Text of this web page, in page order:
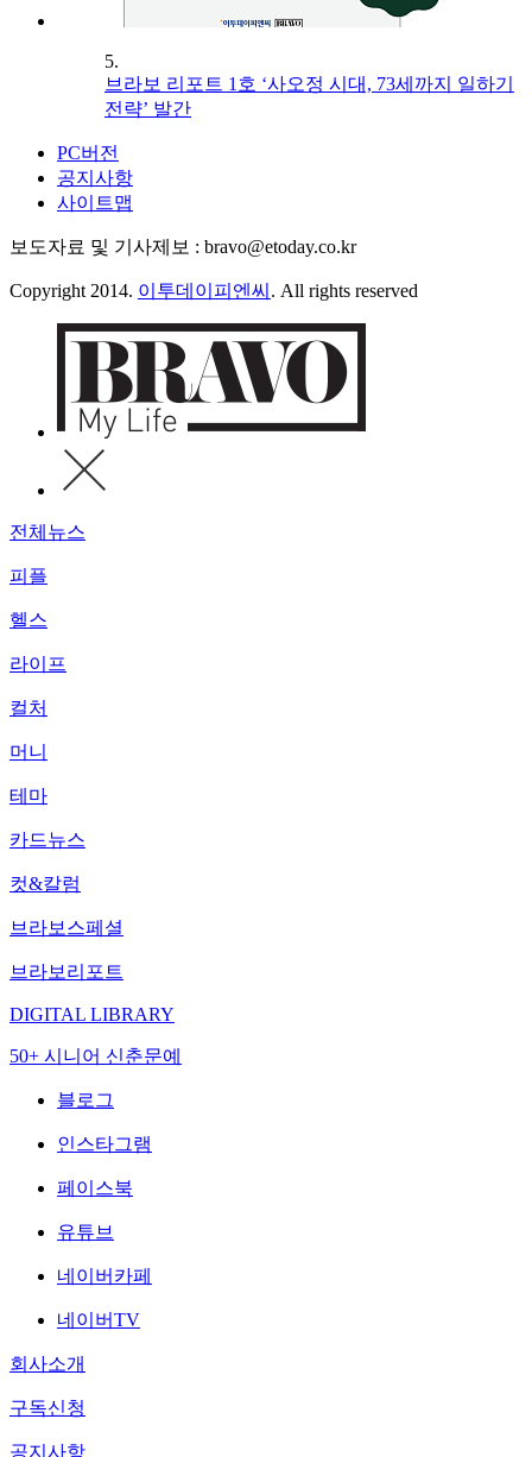
5.
브라보 리포트 1호 ‘사오정 시대, 73세까지 일하기
전략’ 발간
PC버전
공지사항
사이트맵
보도자료 및 기사제보 : bravo@etoday.co.kr
Copyright 2014. 이투데이피엔씨 . All rights reserved
전체뉴스
피플
헬스
라이프
컬처
머니
테마
카드뉴스
컷&칼럼
브라보스페셜
브라보리포트
DIGITAL LIBRARY
50+ 시니어 신춘문예
블로그
인스타그램
페이스북
유튜브
네이버카페
네이버TV
회사소개
구독신청
공지사항